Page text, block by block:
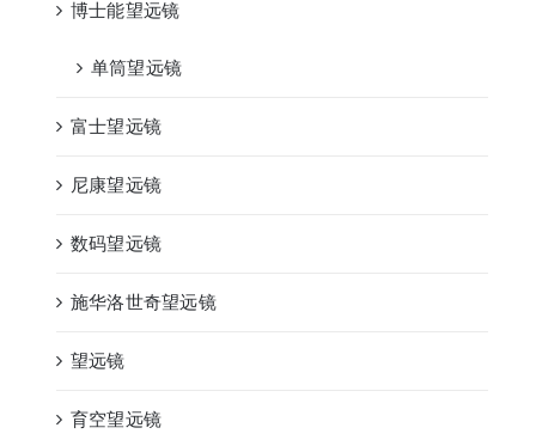
博士能望远镜
单筒望远镜
富士望远镜
尼康望远镜
数码望远镜
施华洛世奇望远镜
望远镜
育空望远镜